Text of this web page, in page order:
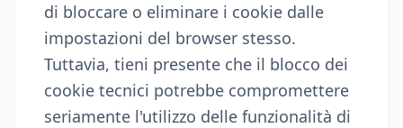
di bloccare o eliminare i cookie dalle
impostazioni del browser stesso.
Tuttavia, tieni presente che il blocco dei
cookie tecnici potrebbe compromettere
seriamente l'utilizzo delle funzionalità di